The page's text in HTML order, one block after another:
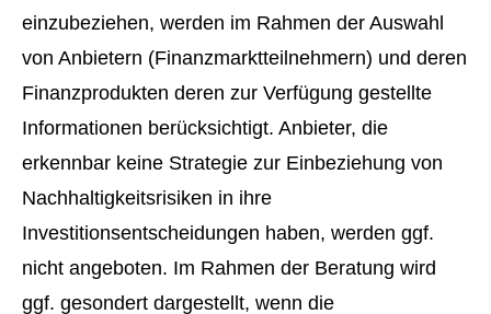
einzubeziehen, werden im Rahmen der Auswahl
von Anbietern (Finanzmarktteilnehmern) und deren
Finanzprodukten deren zur Verfügung gestellte
Informationen berücksichtigt. Anbieter, die
erkennbar keine Strategie zur Einbeziehung von
Nachhaltigkeitsrisiken in ihre
Investitionsentscheidungen haben, werden ggf.
nicht angeboten. Im Rahmen der Beratung wird
ggf. gesondert dargestellt, wenn die